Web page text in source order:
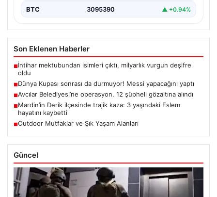
BTC 3095390 ▲ +0.94%
Son Eklenen Haberler
■İntihar mektubundan isimleri çıktı, milyarlık vurgun deşifre
oldu
■Dünya Kupası sonrası da durmuyor! Messi yapacağını yaptı
■Avcılar Belediyesi’ne operasyon. 12 şüpheli gözaltına alındı
■Mardin’in Derik ilçesinde trajik kaza: 3 yaşındaki Eslem
hayatını kaybetti
■Outdoor Mutfaklar ve Şık Yaşam Alanları
Güncel